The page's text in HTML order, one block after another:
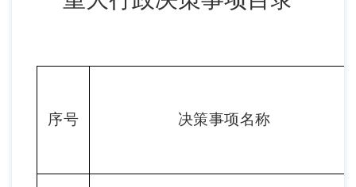
序号 决策事项名称